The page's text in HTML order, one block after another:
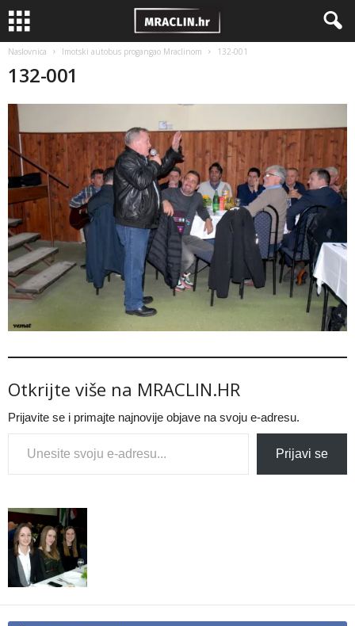
Naslovnica Imotski autobus progangao Mraclinom 132-001
132-001
Otkrijte više na MRACLIN.HR
Prijavite se i primajte najnovije objave na svoju e-adresu.
Type your email…
Prijavi se